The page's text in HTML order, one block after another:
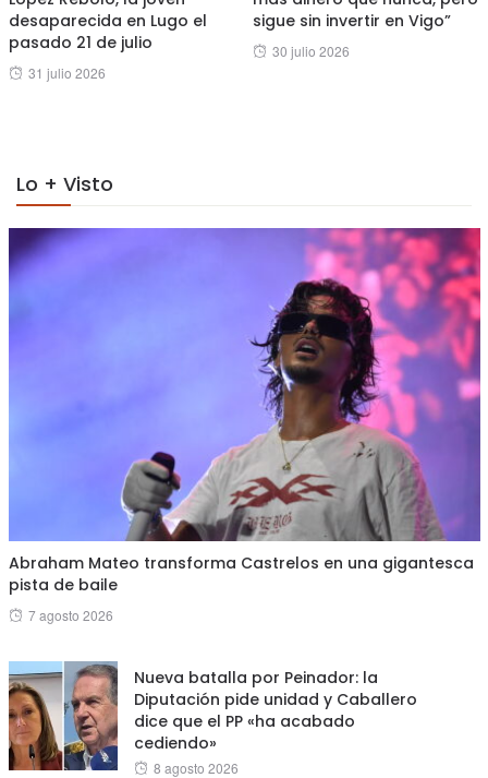
desaparecida en Lugo el
pasado 21 de julio
Posted
31 julio 2026
sigue sin invertir en Vigo”
Posted
30 julio 2026
Lo + Visto
Abraham Mateo transforma Castrelos en una gigantesca
pista de baile
Posted
7 agosto 2026
Nueva batalla por Peinador: la
Diputación pide unidad y Caballero
dice que el PP «ha acabado
cediendo»
Posted
8 agosto 2026